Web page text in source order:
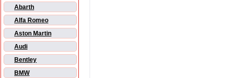
Abarth
Alfa Romeo
Aston Martin
Audi
Bentley
BMW